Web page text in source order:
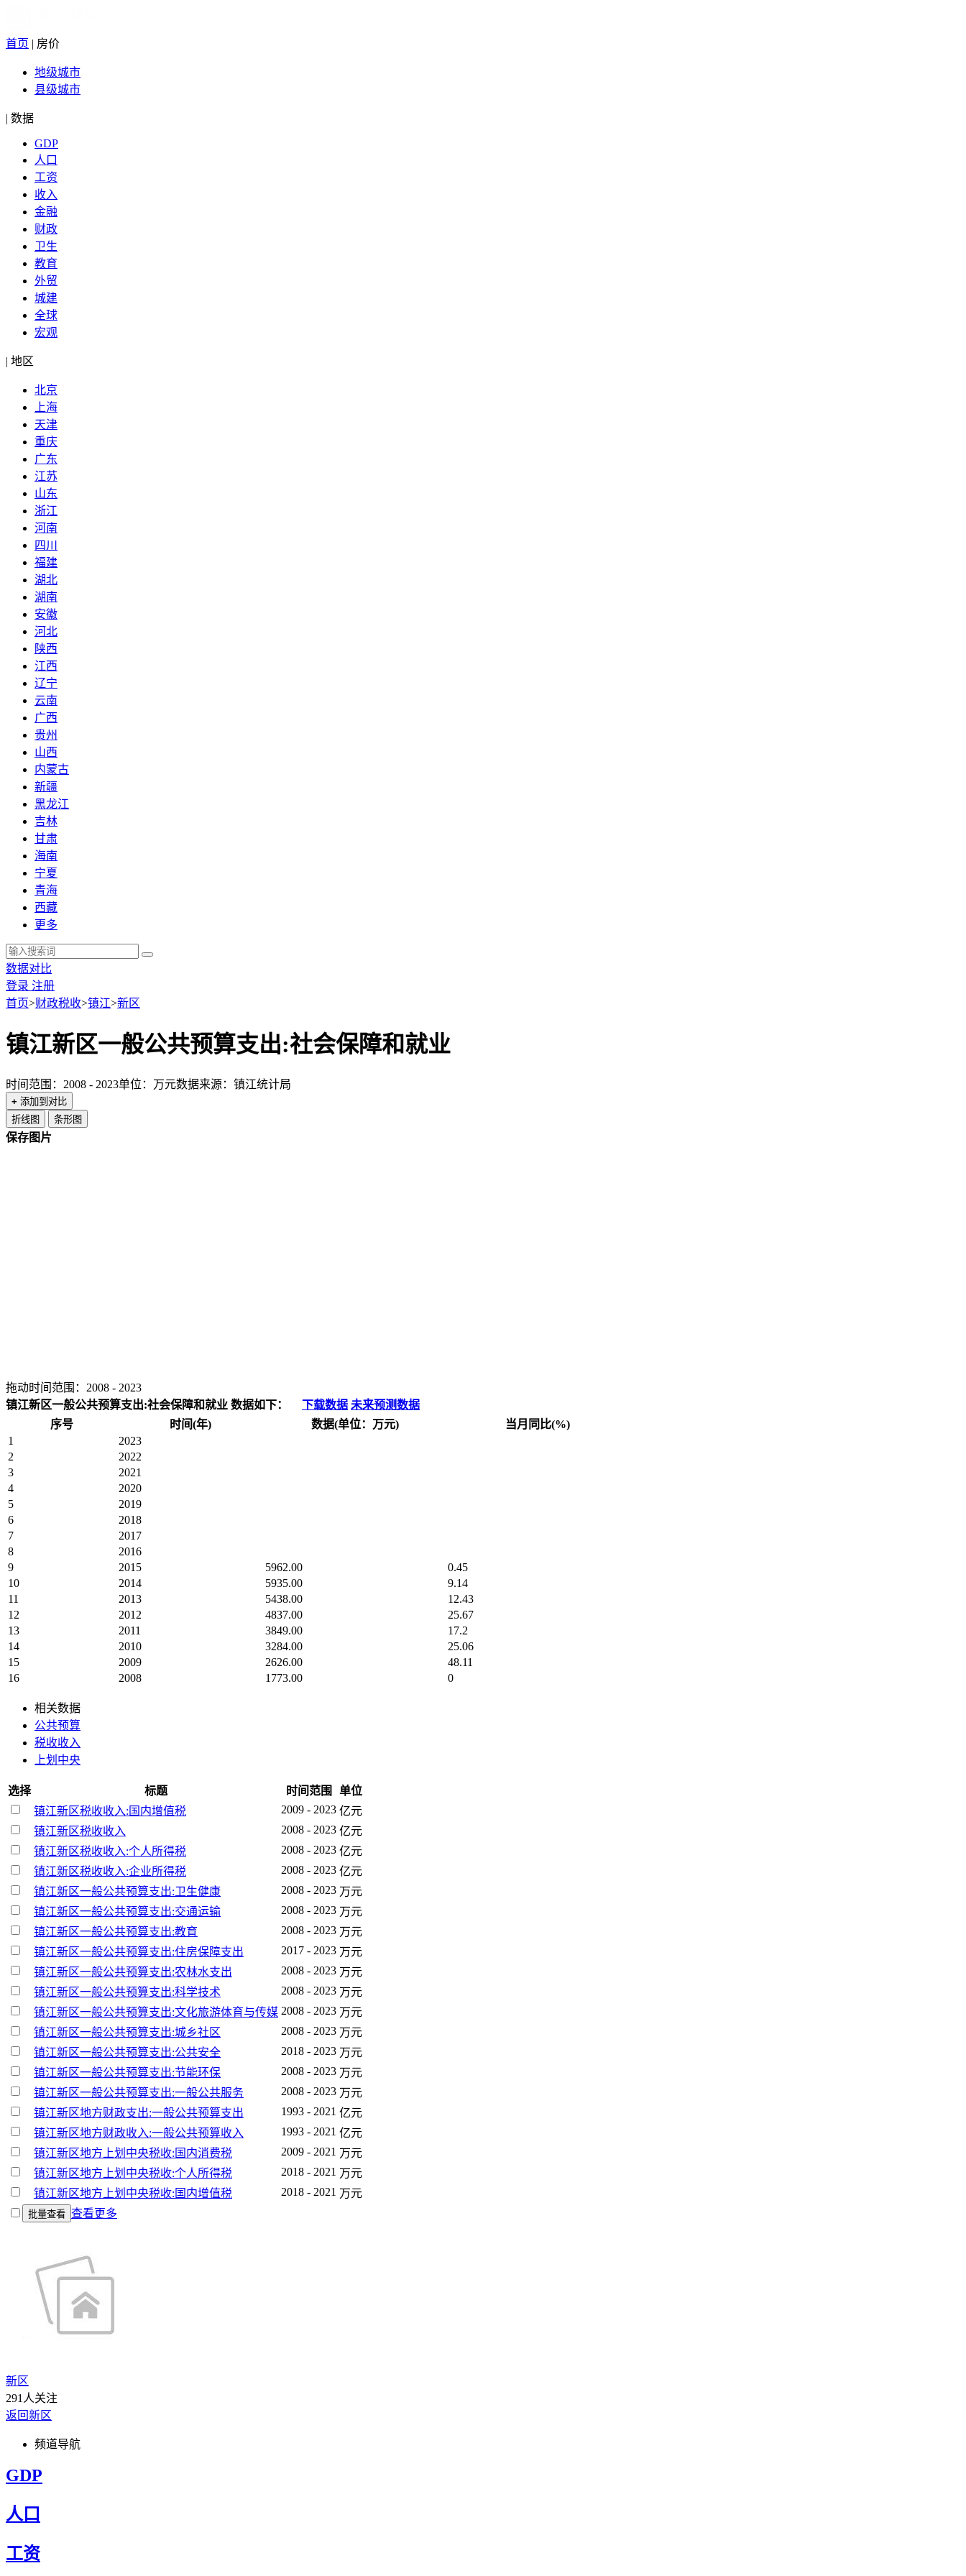
首页 | 房价
地级城市
县级城市
| 数据
GDP
人口
工资
收入
金融
财政
卫生
教育
外贸
城建
全球
宏观
| 地区
北京
上海
天津
重庆
广东
江苏
山东
浙江
河南
四川
福建
湖北
湖南
安徽
河北
陕西
江西
辽宁
云南
广西
贵州
山西
内蒙古
新疆
黑龙江
吉林
甘肃
海南
宁夏
青海
西藏
更多
数据对比
登录 注册
首页>财政税收>镇江>新区
镇江新区一般公共预算支出:社会保障和就业
时间范围：2008 - 2023单位：万元数据来源：镇江统计局
+ 添加到对比
折线图
条形图
保存图片
拖动时间范围： 2008 - 2023
镇江新区一般公共预算支出:社会保障和就业 数据如下：
下载数据 未来预测数据
序号
时间(年) 数据(单位：万元)
当月同比(%)
1
2023
2
2022
3
2021
4
2020
5
2019
6
2018
7
2017
8
2016
9
2015 5962.00
0.45
10
2014 5935.00
9.14
11
2013 5438.00
12.43
12
2012 4837.00
25.67
13
2011 3849.00
17.2
14
2010 3284.00
25.06
15
2009 2626.00
48.11
16
2008 1773.00 0
相关数据
公共预算
税收收入
上划中央
选择 标题 时间范围
单位
镇江新区税收收入:国内增值税
2009 - 2023 亿元
镇江新区税收收入
2008 - 2023 亿元
镇江新区税收收入:个人所得税
2008 - 2023 亿元
镇江新区税收收入:企业所得税
2008 - 2023 亿元
镇江新区一般公共预算支出:卫生健康
2008 - 2023 万元
镇江新区一般公共预算支出:交通运输
2008 - 2023 万元
镇江新区一般公共预算支出:教育
2008 - 2023 万元
镇江新区一般公共预算支出:住房保障支出
2017 - 2023 万元
镇江新区一般公共预算支出:农林水支出
2008 - 2023 万元
镇江新区一般公共预算支出:科学技术
2008 - 2023 万元
镇江新区一般公共预算支出:文化旅游体育与传媒 2008 - 2023 万元
镇江新区一般公共预算支出:城乡社区
2008 - 2023 万元
镇江新区一般公共预算支出:公共安全
2018 - 2023 万元
镇江新区一般公共预算支出:节能环保
2008 - 2023 万元
镇江新区一般公共预算支出:一般公共服务
2008 - 2023 万元
镇江新区地方财政支出:一般公共预算支出
1993 - 2021 亿元
镇江新区地方财政收入:一般公共预算收入
1993 - 2021 亿元
镇江新区地方上划中央税收:国内消费税
2009 - 2021 万元
镇江新区地方上划中央税收:个人所得税
2018 - 2021 万元
镇江新区地方上划中央税收:国内增值税
2018 - 2021 万元
批量查看 查看更多
新区
291人关注
返回新区
频道导航
GDP
人口
工资